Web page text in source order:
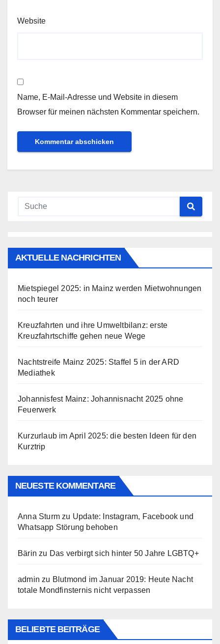
Website
Name, E-Mail-Adresse und Website in diesem
Browser für meinen nächsten Kommentar speichern.
AKTUELLE NACHRICHTEN
Mietspiegel 2025: in Mainz werden Mietwohnungen
noch teurer
Kreuzfahrten und ihre Umweltbilanz: erste
Kreuzfahrtschiffe gehen neue Wege
Nachtstreife Mainz 2025: Staffel 5 in der ARD
Mediathek
Johannisfest Mainz: Johannisnacht 2025 ohne
Feuerwerk
Kurzurlaub im April 2025: die besten Ideen für den
Kurztrip
NEUESTE KOMMENTARE
Anna Sturm zu Update: Instagram, Facebook und
Whatsapp Störung behoben
Bärin zu Das verbirgt sich hinter 50 Jahre LGBTQ+
admin zu Blutmond im Januar 2019: Heute Nacht
totale Mondfinsternis nicht verpassen
BELIEBTE BEITRÄGE